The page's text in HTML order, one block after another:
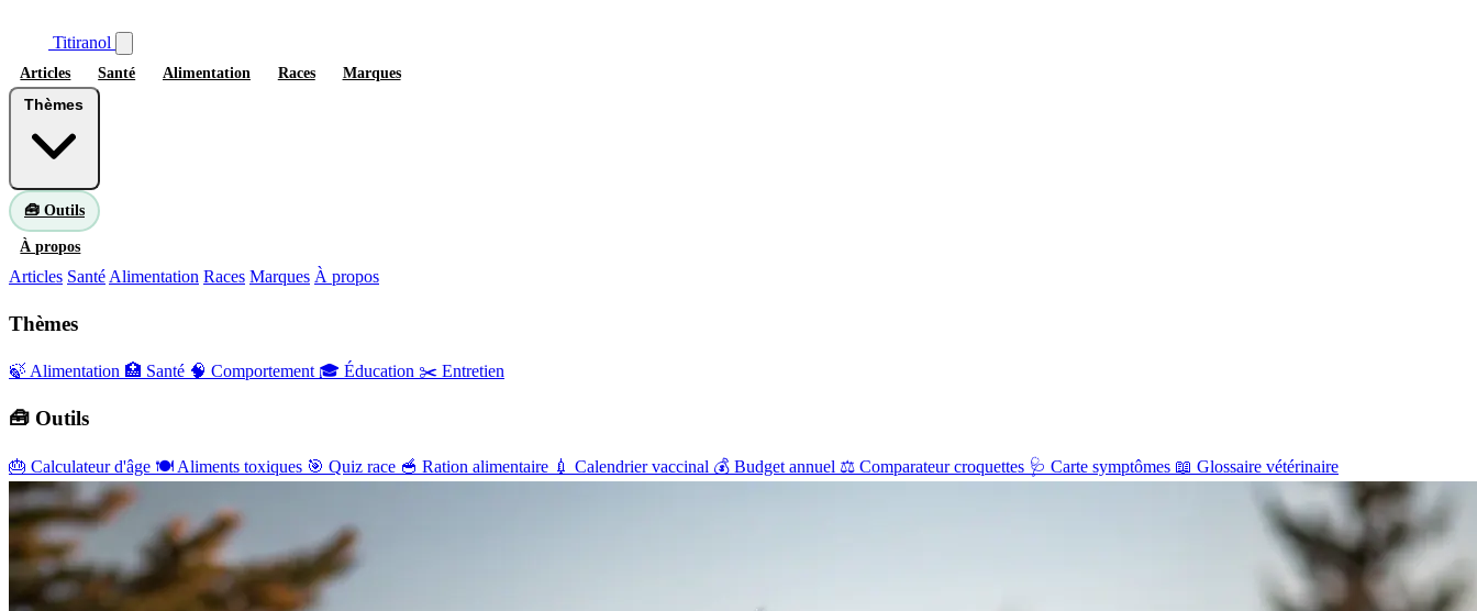
Titiranol
Articles Santé Alimentation Races Marques
🧰 Outils
À propos
Articles Santé Alimentation Races Marques À propos
Thèmes
🍃 Alimentation 🏥 Santé 🧠 Comportement 🎓 Éducation ✂️ Entretien
🧰 Outils
🎂 Calculateur d'âge 🍽️ Aliments toxiques 🎯 Quiz race 🥣 Ration alimentaire 💉 Calendrier vaccinal 💰 Budget annuel ⚖️ Comparateur croquettes 🩺 Carte symptômes 📖 Glossaire vétérinaire